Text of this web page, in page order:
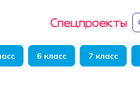
6 класс 7 класс